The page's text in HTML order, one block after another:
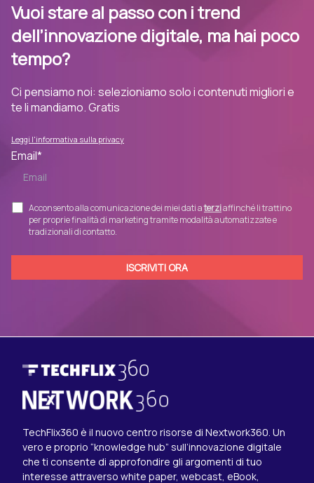
Vuoi stare al passo con i trend
dell’innovazione digitale, ma hai poco
tempo?
Ci pensiamo noi: selezioniamo solo i contenuti migliori e
te li mandiamo. Gratis
Leggi l'informativa sulla privacy
Email*
Acconsento alla comunicazione dei miei dati aterziaffinché li trattino
per proprie finalità di marketing tramite modalità automatizzate e
tradizionali di contatto.
TechFlix360 è il nuovo centro risorse di Nextwork360. Un
vero e proprio “knowledge hub” sull’innovazione digitale
che ti consente di approfondire gli argomenti di tuo
interesse attraverso white paper, webcast, eBook,